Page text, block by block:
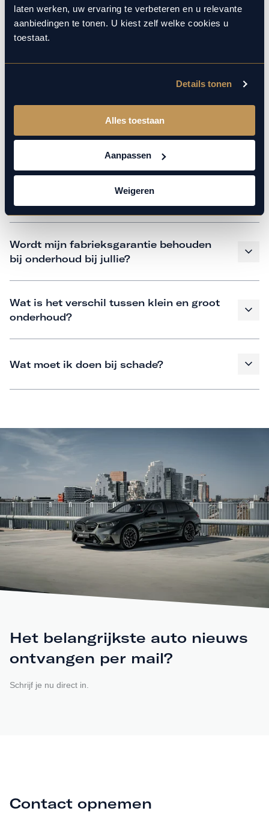
laten werken, uw ervaring te verbeteren en u relevante
aanbiedingen te tonen. U kiest zelf welke cookies u
toestaat.
Details tonen
Alles toestaan
Aanpassen
Weigeren
verzorgen het onderhoud op hetzelfde niveau als een
merkdealer. Kom gerust langs in onze werkplaats voor een
Hoe weet ik welk onderhoud mijn
auto nodig heeft en wanneer?
Is vervangend vervoer mogelijk?
Wordt mijn fabrieksgarantie behouden
bij onderhoud bij jullie?
Wat is het verschil tussen klein en groot
onderhoud?
Wat moet ik doen bij schade?
Het belangrijkste auto nieuws
ontvangen per mail?
Schrijf je nu direct in.
Contact opnemen